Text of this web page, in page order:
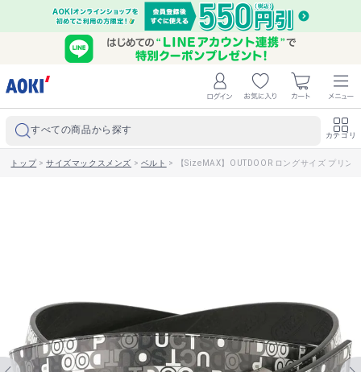
すべての商品から探す カテゴリ
トップ>サイズマックスメンズ > ベルト > 【SizeMAX】OUTDOOR ロングサイズ プリン